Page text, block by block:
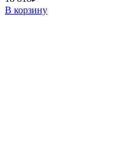
В корзину